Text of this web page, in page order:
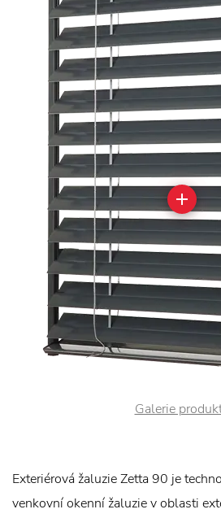
Galerie
Exteriérová žaluzie Zetta 90 je
venkovní okenní žaluzie v oblasti